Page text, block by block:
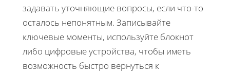
задавать уточняющие вопросы, если что-то
осталось непонятным. Записывайте
ключевые моменты, используйте блокнот
либо цифровые устройства, чтобы иметь
возможность быстро вернуться к